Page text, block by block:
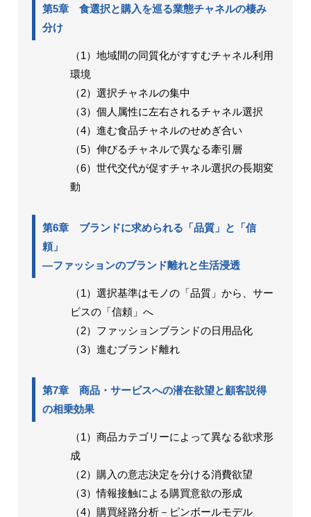
第5章 食選択と購入を巡る業態チャネルの棲み
分け
（1）地域間の同質化がすすむチャネル利用
環境
（2）選択チャネルの集中
（3）個人属性に左右されるチャネル選択
（4）進む食品チャネルのせめぎ合い
（5）伸びるチャネルで異なる牽引層
（6）世代交代が促すチャネル選択の長期変
動
第6章 ブランドに求められる「品質」と「信
頼」
―ファッションのブランド離れと生活浸透
（1）選択基準はモノの「品質」から、サー
ビスの「信頼」へ
（2）ファッションブランドの日用品化
（3）進むブランド離れ
第7章 商品・サービスへの潜在欲望と顧客説得
の相乗効果
（1）商品カテゴリーによって異なる欲求形
成
（2）購入の意志決定を分ける消費欲望
（3）情報接触による購買意欲の形成
（4）購買経路分析－ピンボールモデル